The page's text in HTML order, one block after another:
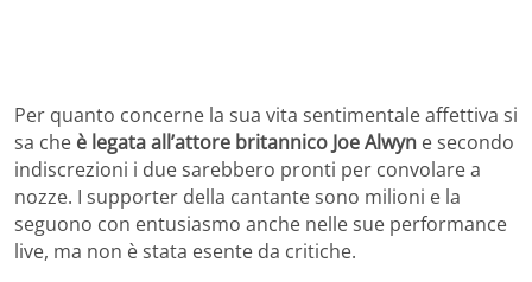
Per quanto concerne la sua vita sentimentale affettiva si
sa che è legata all’attore britannico Joe Alwyn e secondo
indiscrezioni i due sarebbero pronti per convolare a
nozze. I supporter della cantante sono milioni e la
seguono con entusiasmo anche nelle sue performance
live, ma non è stata esente da critiche.